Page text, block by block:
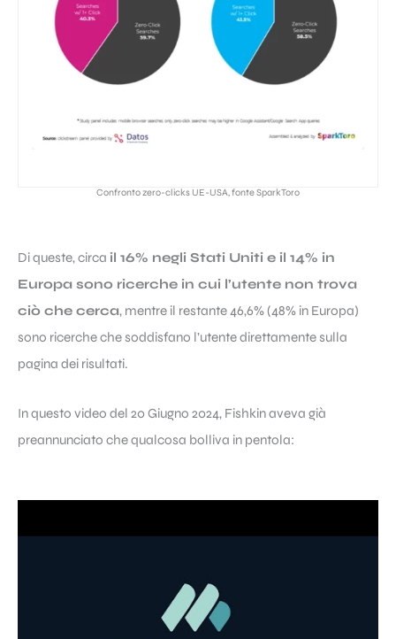
Confronto zero-clicks UE-USA, fonte SparkToro
Di queste, circa il 16% negli Stati Uniti e il 14% in
Europa sono ricerche in cui l’utente non trova
ciò che cerca, mentre il restante 46,6% (48% in Europa)
sono ricerche che soddisfano l’utente direttamente sulla
pagina dei risultati.
In questo video del 20 Giugno 2024, Fishkin aveva già
preannunciato che qualcosa bolliva in pentola: